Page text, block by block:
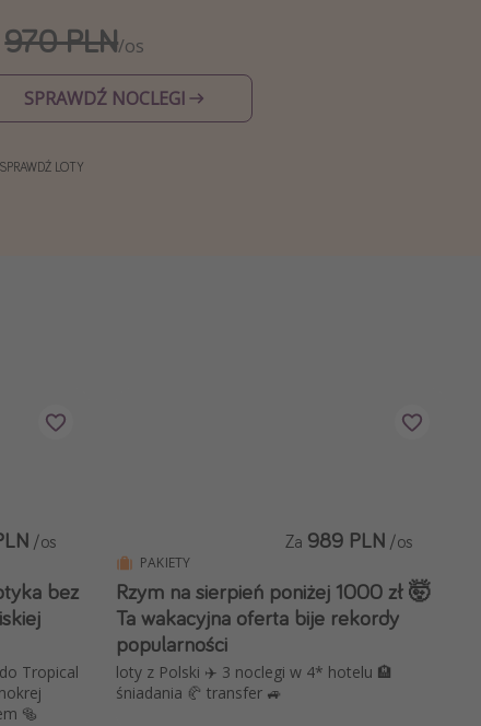
970 PLN/os
SPRAWDŹ NOCLEGI
SPRAWDŹ LOTY
bez
Tropical
🥯
/os
PAKIETY
Rzym na sierpień poniżej 1000 zł 🤯
Ta wakacyjna oferta bije rekordy
popularności
loty z Polski ✈️ 3 noclegi w 4* hotelu 🏨
śniadania 🥐 transfer 🚙
Za 989 PLN /os